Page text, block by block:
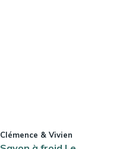
Clémence & Vivien